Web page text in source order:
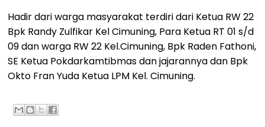
Hadir dari warga masyarakat terdiri dari Ketua RW 22
Bpk Randy Zulfikar Kel Cimuning, Para Ketua RT 01 s/d
09 dan warga RW 22 Kel.Cimuning, Bpk Raden Fathoni,
SE Ketua Pokdarkamtibmas dan jajarannya dan Bpk
Okto Fran Yuda Ketua LPM Kel. Cimuning.